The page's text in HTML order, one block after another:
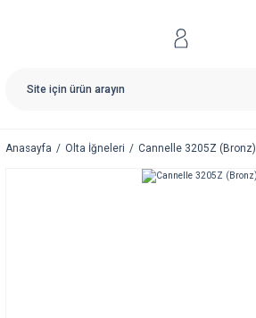
Anasayfa Olta İğneleri Cannelle 3205Z (Bronz)